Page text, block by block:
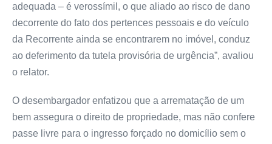
adequada – é verossímil, o que aliado ao risco de dano
decorrente do fato dos pertences pessoais e do veículo
da Recorrente ainda se encontrarem no imóvel, conduz
ao deferimento da tutela provisória de urgência”, avaliou
o relator.
O desembargador enfatizou que a arrematação de um
bem assegura o direito de propriedade, mas não confere
passe livre para o ingresso forçado no domicílio sem o